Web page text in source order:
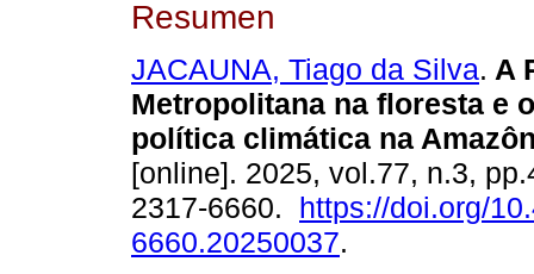
Resumen
JACAUNA, Tiago da Silva. A
Metropolitana na floresta e
política climática na
[online]. 2025, vol.77, n.3,
2317-6660. https://doi.org/
6660.20250037.